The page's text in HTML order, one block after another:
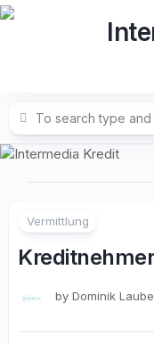
Skip
Vermittlung
by Dominik Laube